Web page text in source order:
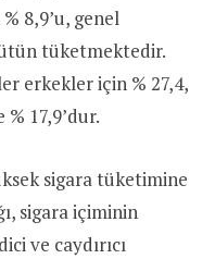
8,9’u, genel
tüketmektedir.
erkekler için % 27,4,
17,9’dur.
sigara tüketimine
sigara içiminin
ve caydırıcı